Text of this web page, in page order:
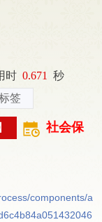
时 0.671
秒
签
社会保
components/a